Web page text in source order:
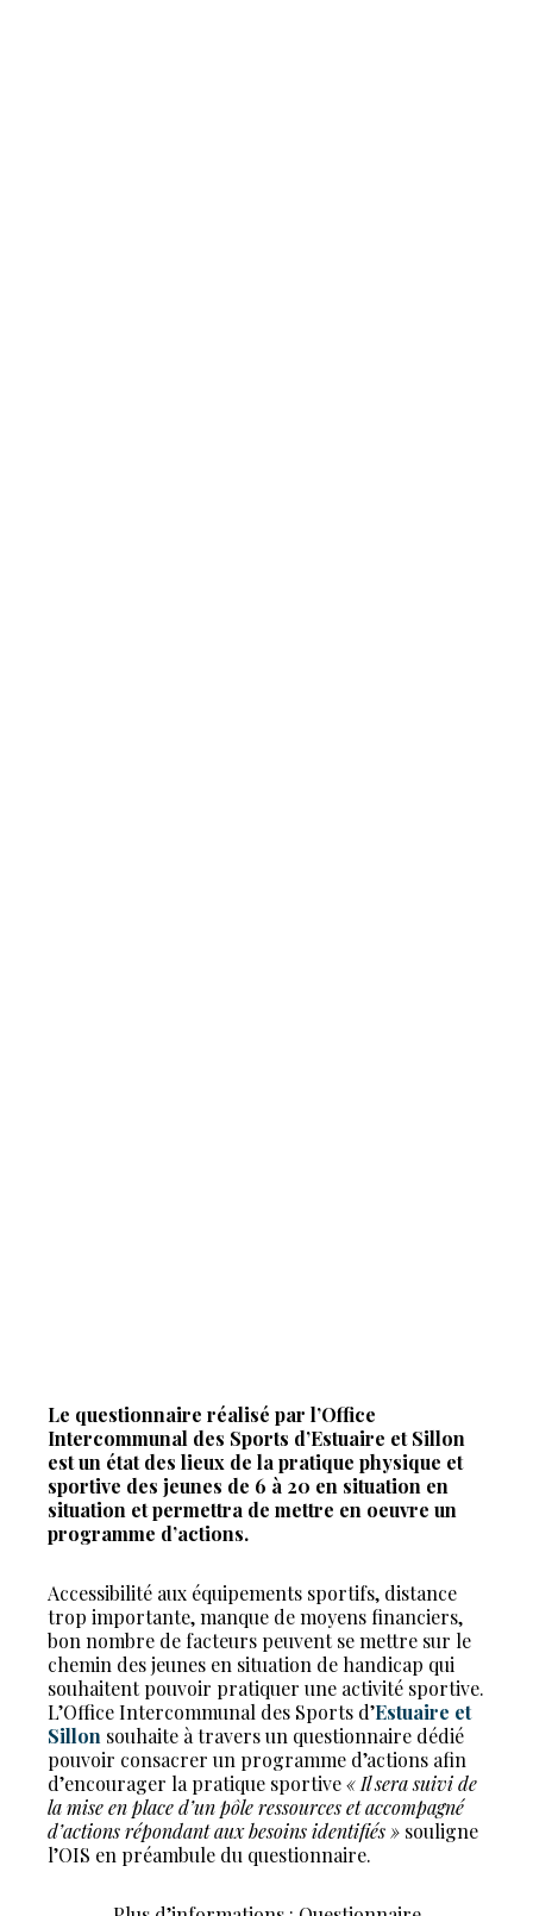
Le questionnaire réalisé par l’Office
Intercommunal des Sports d’Estuaire et Sillon
est un état des lieux de la pratique physique et
sportive des jeunes de 6 à 20 en situation en
situation et permettra de mettre en oeuvre un
programme d’actions.
Accessibilité aux équipements sportifs, distance
trop importante, manque de moyens financiers,
bon nombre de facteurs peuvent se mettre sur le
chemin des jeunes en situation de handicap qui
souhaitent pouvoir pratiquer une activité sportive.
L’Office Intercommunal des Sports d’Estuaire et
Sillon souhaite à travers un questionnaire dédié
pouvoir consacrer un programme d’actions afin
d’encourager la pratique sportive« Il sera suivi de
la mise en place d’un pôle ressources et accompagné
d’actions répondant aux besoins identifiés » souligne
l’OIS en préambule du questionnaire.